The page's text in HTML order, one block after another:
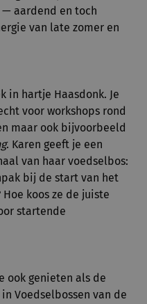
— aardend en toch
van late zomer en
in hartje Haasdonk. Je
voor workshops rond
maar ook bijvoorbeeld
. Karen geeft je een
van haar voedselbos:
bij de start van het
koos ze de juiste
startende
ook genieten als de
Voedselbossen van de